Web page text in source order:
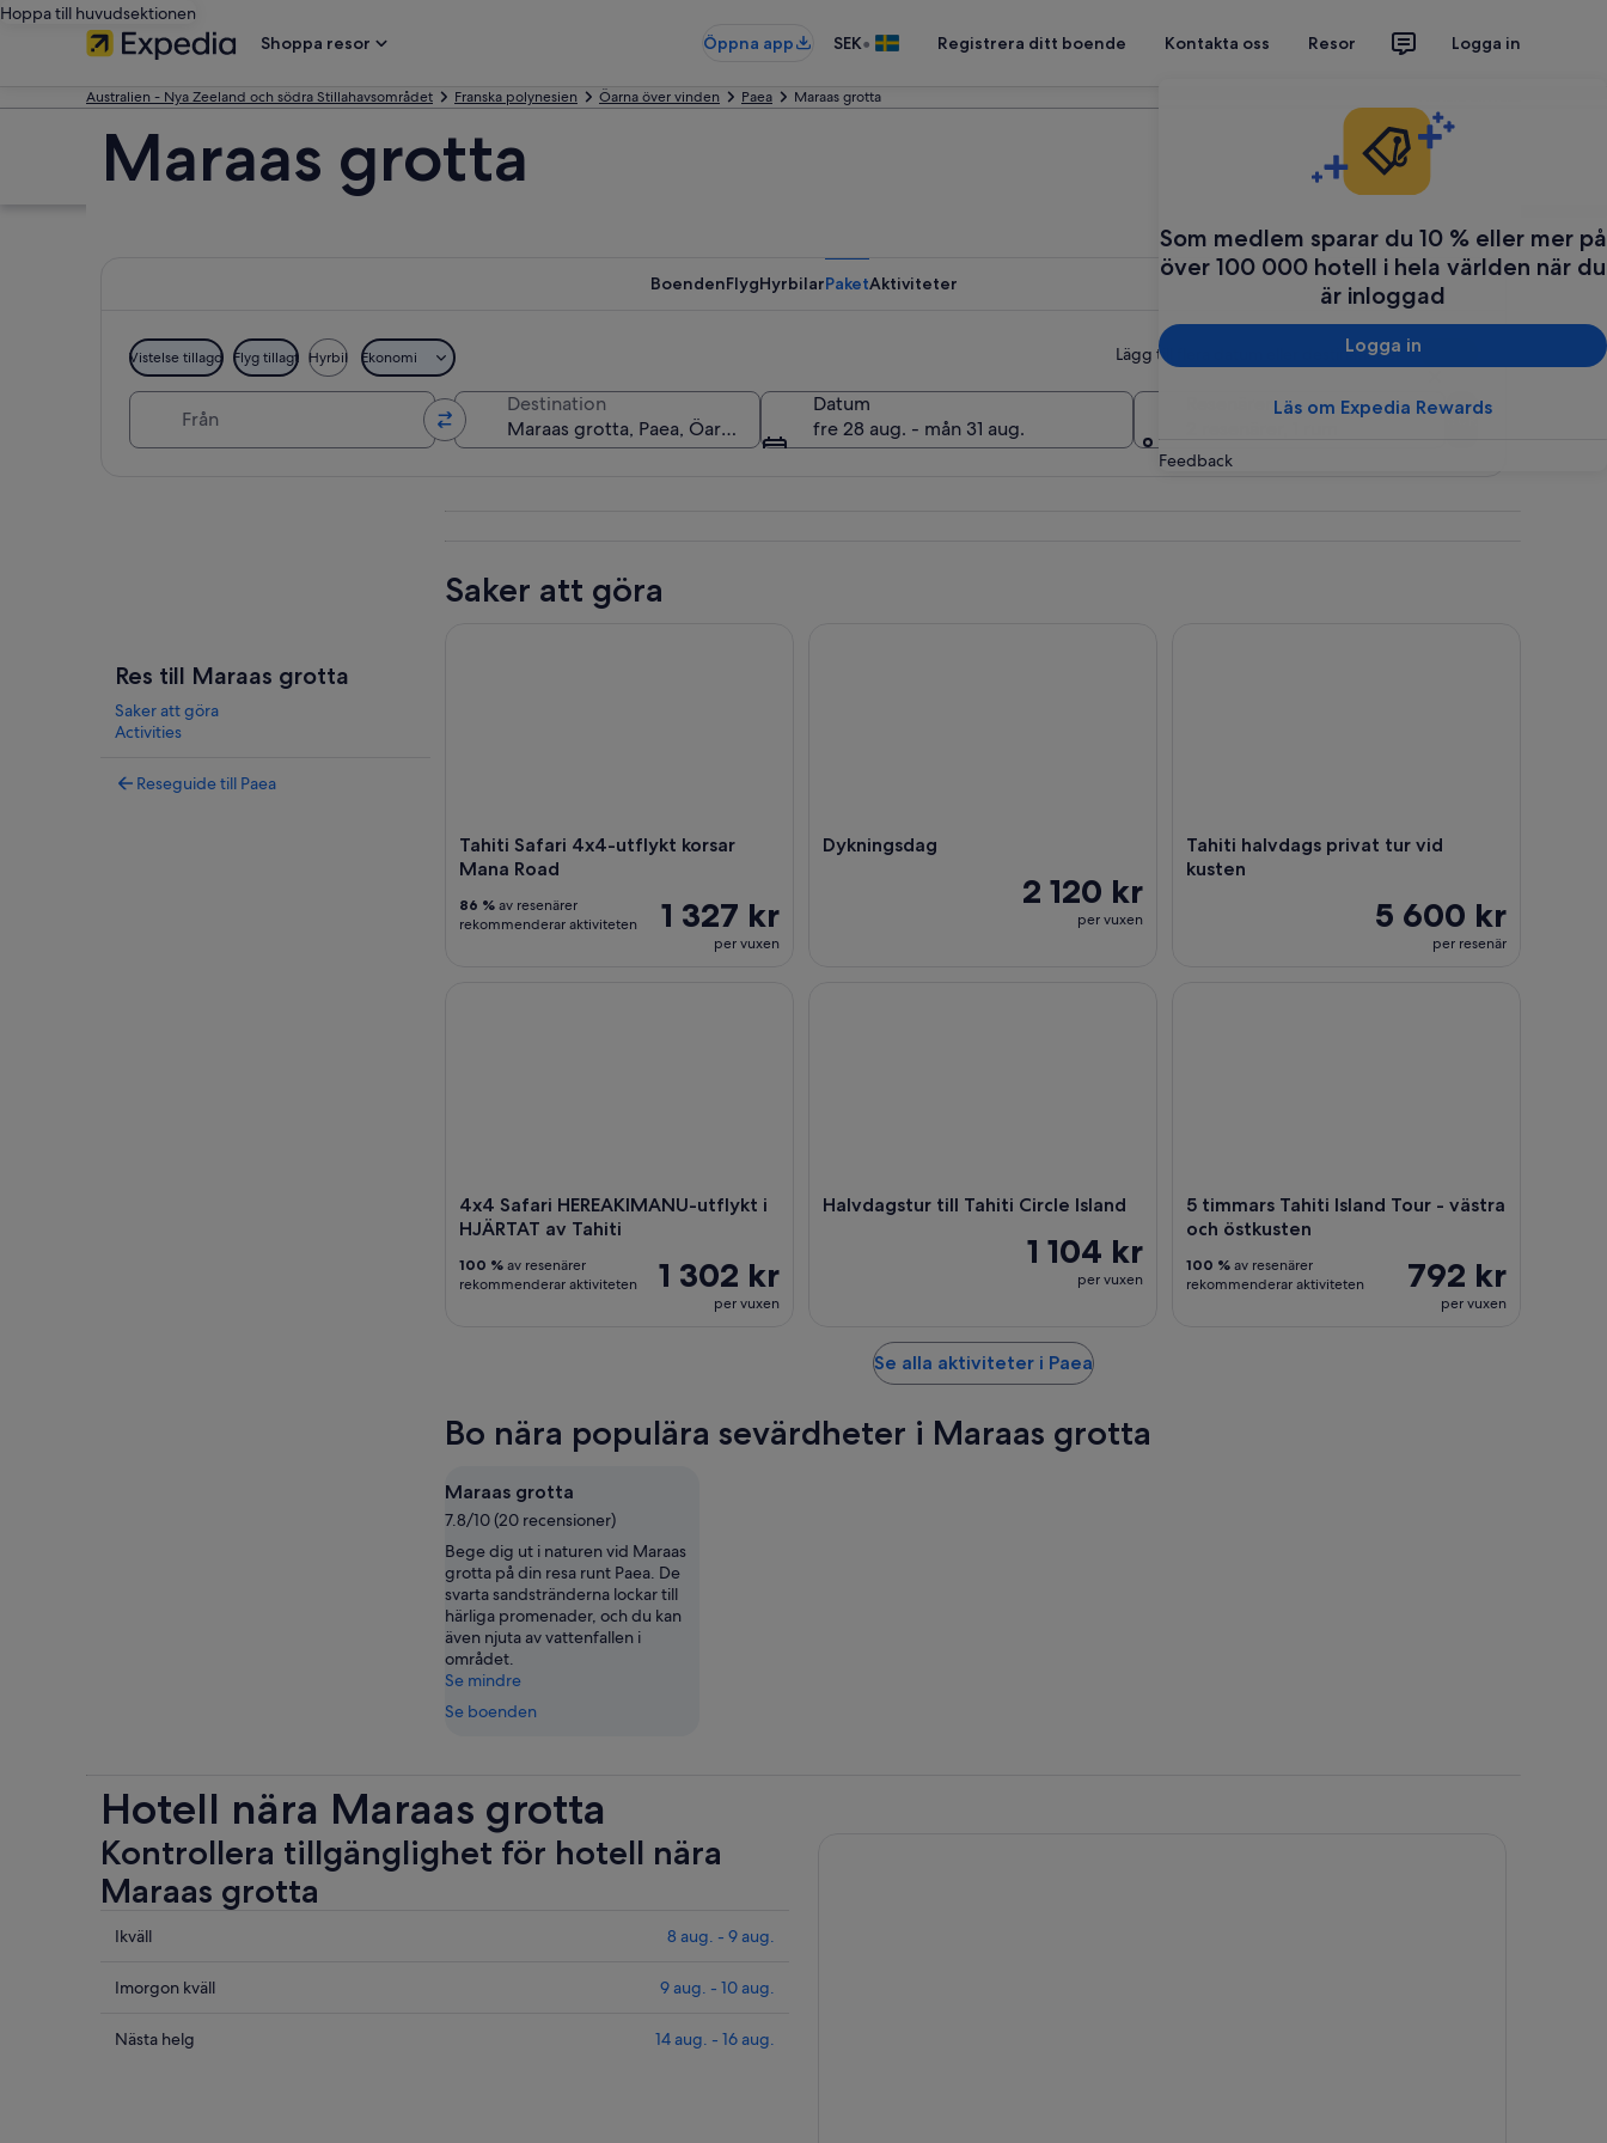
Hoppa till huvudsektionen
Shoppa resor
Öppna app SEK• Registrera ditt boende Kontakta oss Resor Logga in
Som medlem sparar du 10 % eller mer på
över 100 000 hotell i hela världen när du
är inloggad
Logga in
Läs om Expedia Rewards
Feedback
Australien - Nya Zeeland och södra Stillahavsområdet Franska polynesien Öarna över vinden Paea Maraas grotta
Maraas grotta
BoendenFlygHyrbilarPaketAktiviteter
Vistelse tillagd Flyg tillagt Hyrbil Ekonomi Lägg till flera datum eller destinationer
Destination
Datum
fre 28 aug. - mån 31 aug.
Sök
Res till Maraas grotta
Saker att göra
Activities
Reseguide till Paea
Saker att göra
Tahiti Safari 4x4-utflykt korsar
Mana Road
1 327 kr
per vuxen
86 % av resenärer
rekommenderar aktiviteten
Dykningsdag
2 120 kr
per vuxen
Tahiti halvdags privat tur vid
kusten
5 600 kr
per resenär
4x4 Safari HEREAKIMANU-utflykt i
HJÄRTAT av Tahiti
1 302 kr
per vuxen
100 % av resenärer
rekommenderar aktiviteten
Halvdagstur till Tahiti Circle Island
1 104 kr
per vuxen
5 timmars Tahiti Island Tour - västra
och östkusten
792 kr
per vuxen
100 % av resenärer
rekommenderar aktiviteten
Se alla aktiviteter i Paea
Bo nära populära sevärdheter i Maraas grotta
Maraas grotta
7.8/10 (20 recensioner)
Bege dig ut i naturen vid Maraas
grotta på din resa runt Paea. De
svarta sandstränderna lockar till
härliga promenader, och du kan
även njuta av vattenfallen i
området.
Se mindre
Se boenden
Hotell nära Maraas grotta
Kontrollera tillgänglighet för hotell nära
Maraas grotta
Se
nära
grotta
Ikväll 8 aug. - 9 aug.
Se
nära
Imorgon kväll 9 aug. - 10 aug.
Se
Nästa helg 14 aug. - 16 aug.